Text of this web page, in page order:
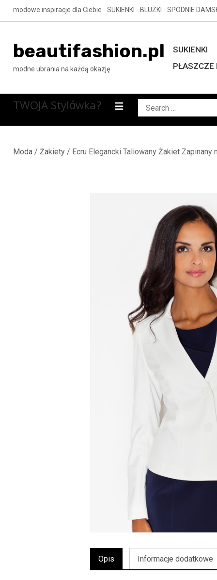
Skip
to
modowe inspiracje dla Ciebie - SUKIENKI - BLUZKI - SPODNIE
beautifashion.pl
modne ubrania na każdą okazję
SUKIENKI
PŁASZCZE
TWOJA Stylówka?
Search
for:
Moda/ Żakiety/ Ecru Elegancki Taliowany Żakiet Zapinany
Opis Informacje dodatkowe